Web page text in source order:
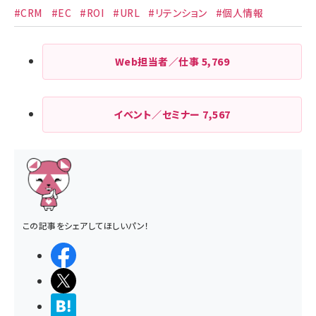
#CRM #EC #ROI #URL #リテンション #個人情報
Web担当者／仕事 5,769
イベント／セミナー 7,567
この記事をシェアしてほしいパン！